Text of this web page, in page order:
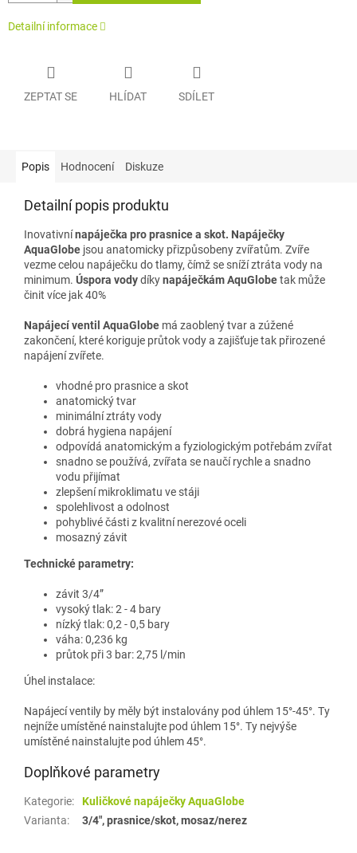
Detailní informace
ZEPTAT SE HLÍDAT SDÍLET
Popis Hodnocení Diskuze
Detailní popis produktu
Inovativnínapáječka pro prasnice a skot. Napáječky
AquaGlobe jsou anatomicky přizpůsobeny zvířatům. Zvíře
vezme celou napáječku do tlamy, čímž se sníží ztráta vody na
minimum. Úspora vodydíkynapáječkám AquGlobetak může
činit více jak 40%
Napájecí ventil AquaGlobe má zaoblený tvar a zúžené
zakončení, které koriguje průtok vody a zajišťuje tak přirozené
napájení zvířete.
vhodné pro prasnice a skot
anatomický tvar
minimální ztráty vody
dobrá hygiena napájení
odpovídá anatomickým a fyziologickým potřebám zvířat
snadno se používá, zvířata se naučí rychle a snadno
vodu přijímat
zlepšení mikroklimatu ve stáji
spolehlivost a odolnost
pohyblivé části z kvalitní nerezové oceli
mosazný závit
Technické parametry:
závit 3/4”
vysoký tlak: 2 - 4 bary
nízký tlak: 0,2 - 0,5 bary
váha: 0,236 kg
průtok při 3 bar: 2,75 l/min
Úhel instalace:
Napájecí ventily by měly být instalovány pod úhlem 15°-45°. Ty
nejníže umístěné nainstalujte pod úhlem 15°. Ty nejvýše
umístěné nainstalujte pod úhlem 45°.
Doplňkové parametry
Kategorie:
Kuličkové napáječky AquaGlobe
Varianta: 3/4", prasnice/skot, mosaz/nerez